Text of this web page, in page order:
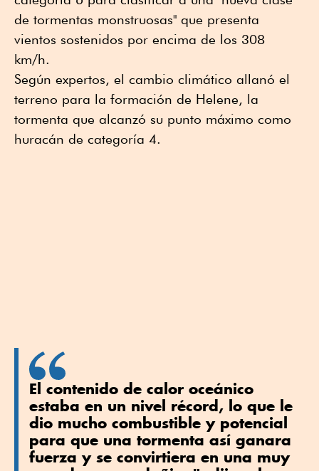
de tormentas monstruosas" que presenta
vientos sostenidos por encima de los 308
km/h.
Según expertos, el cambio climático allanó el
terreno para la formación de Helene, la
tormenta que alcanzó su punto máximo como
huracán de categoría 4.
El contenido de calor oceánico
estaba en un nivel récord, lo que le
dio mucho combustible y potencial
para que una tormenta así ganara
fuerza y se convirtiera en una muy